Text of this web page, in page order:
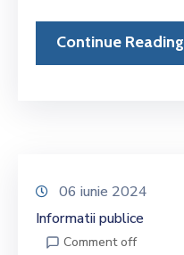
Continue Reading
06 iunie 2024
Informatii publice
Comment off